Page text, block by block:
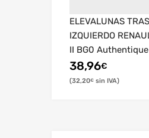
ELEVALUNAS
IZQUIERDO
II BG0 Authentique
38,96€
32,20€